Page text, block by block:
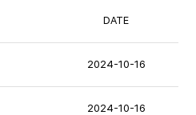
DATE
2024-10-16
2024-10-16